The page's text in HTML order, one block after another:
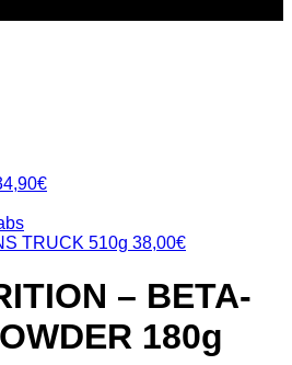
€
TRUCK 510g 38,00€
– BETA-
180g